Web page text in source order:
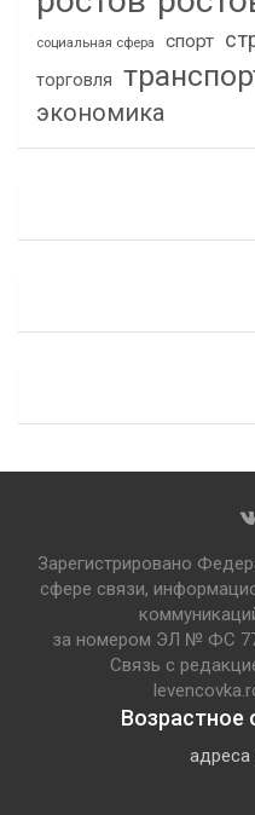
социальная сфера спорт
торговля
экономика
Зарегистрировано
сфере связи,
за номером ЭЛ № ФС 77
Связь с
Возрастное